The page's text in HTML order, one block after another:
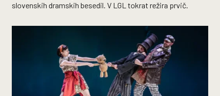
slovenskih dramskih besedil. V LGL tokrat režira prvič.